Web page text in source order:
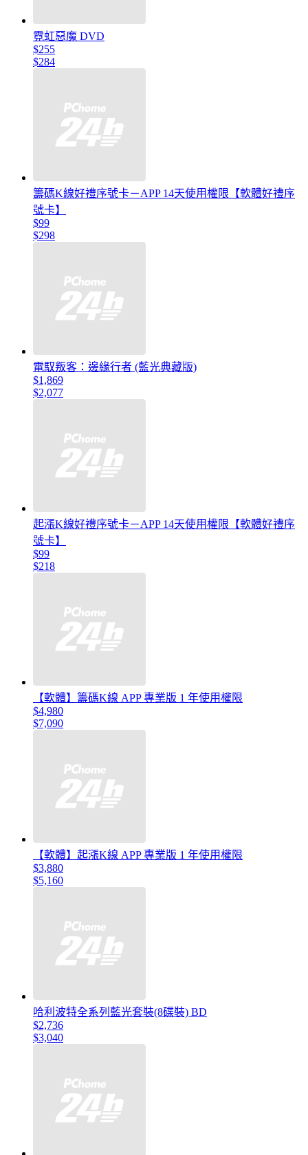
霓虹惡魔 DVD
$255
$284
籌碼K線好禮序號卡－APP 14天使用權限【軟體好禮序
號卡】
$99
$298
電馭叛客：邊緣行者 (藍光典藏版)
$1,869
$2,077
起漲K線好禮序號卡－APP 14天使用權限【軟體好禮序
號卡】
$99
$218
【軟體】籌碼K線 APP 專業版 1 年使用權限
$4,980
$7,090
【軟體】起漲K線 APP 專業版 1 年使用權限
$3,880
$5,160
哈利波特全系列藍光套裝(8碟裝) BD
$2,736
$3,040